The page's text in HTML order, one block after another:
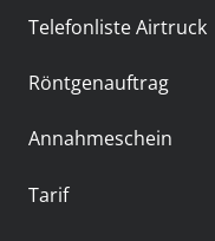
Telefonliste Airtruck
Röntgenauftrag
Annahmeschein
Tarif